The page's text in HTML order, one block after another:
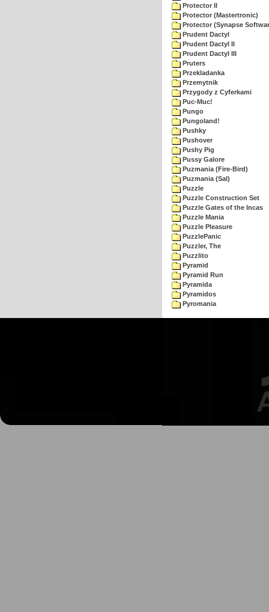
Protector II
Protector (Mastertronic)
Protector (Synapse
Prudent Dactyl
Prudent Dactyl II
Prudent Dactyl III
Pruters
Przekladanka
Przemytnik
Przygody z Cyferkami
Puc-Muc!
Pungo
Pungoland!
Pushky
Pushover
Pushy Pig
Pussy Galore
Puzmania (Fire-Bird)
Puzmania (Sal)
Puzzle
Puzzle Construction Set
Puzzle Gates of the Incas
Puzzle Mania
Puzzle Pleasure
PuzzlePanic
Puzzler, The
Puzzlito
Pyramid
Pyramid Run
Pyramida
Pyramidos
Pyromania